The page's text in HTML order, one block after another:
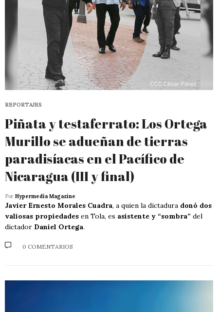
REPORTAJES
Piñata y testaferrato: Los Ortega
Murillo se adueñan de tierras
paradisíacas en el Pacífico de
Nicaragua (III y final)
Por Hypermedia Magazine
Javier Ernesto Morales Cuadra, a quien la dictadura donó dos
valiosas propiedades en Tola, es asistente y “sombra” del
dictador Daniel Ortega.
0 COMENTARIOS